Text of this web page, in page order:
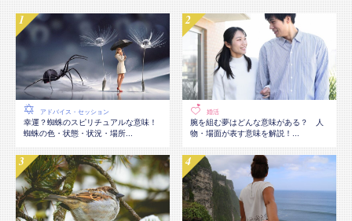
アドバイス・セッション
幸運？蜘蛛のスピリチュアルな意味！
蜘蛛の色・状態・状況・場所...
婚活
腕を組む夢はどんな意味がある？ 人
物・場面が表す意味を解説！...